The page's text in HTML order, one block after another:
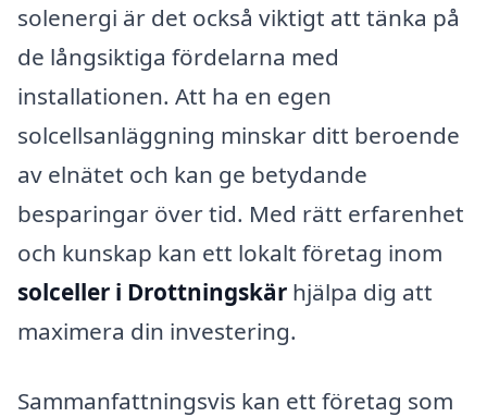
solenergi är det också viktigt att tänka på
de långsiktiga fördelarna med
installationen. Att ha en egen
solcellsanläggning minskar ditt beroende
av elnätet och kan ge betydande
besparingar över tid. Med rätt erfarenhet
och kunskap kan ett lokalt företag inom
solceller i Drottningskär hjälpa dig att
maximera din investering.
Sammanfattningsvis kan ett företag som